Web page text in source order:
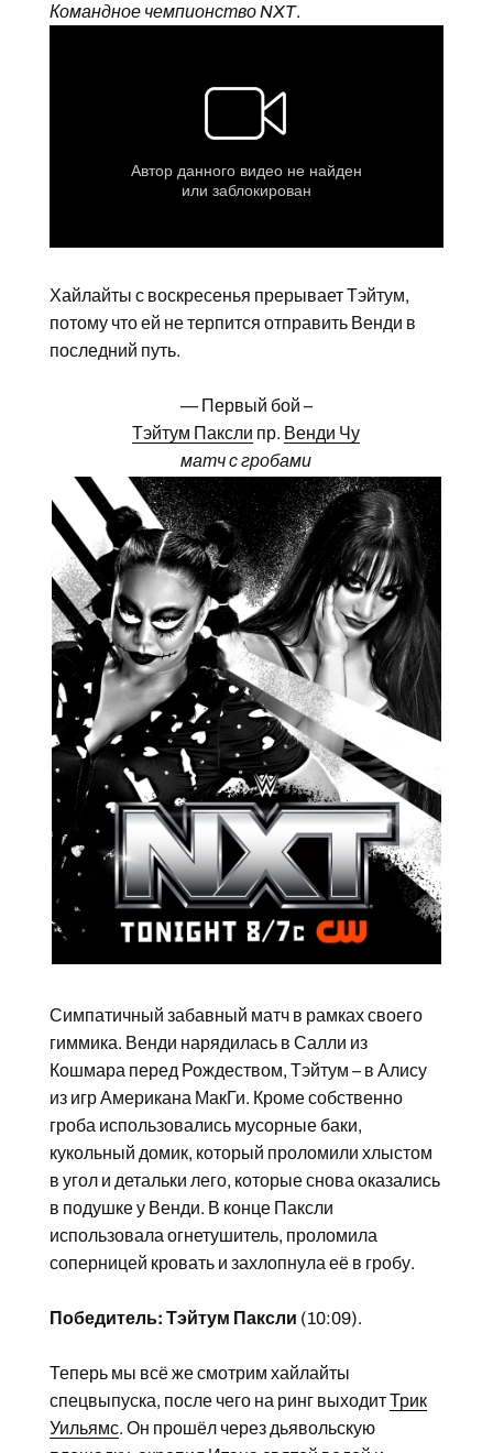
Командное чемпионство NXT.
Хайлайты с воскресенья прерывает Тэйтум,
потому что ей не терпится отправить Венди в
последний путь.
— Первый бой –
Тэйтум Паксли пр. Венди Чу
матч с гробами
Симпатичный забавный матч в рамках своего
гиммика. Венди нарядилась в Салли из
Кошмара перед Рождеством, Тэйтум – в Алису
из игр Американа МакГи. Кроме собственно
гроба использовались мусорные баки,
кукольный домик, который проломили хлыстом
в угол и детальки лего, которые снова оказались
в подушке у Венди. В конце Паксли
использовала огнетушитель, проломила
соперницей кровать и захлопнула её в гробу.
Победитель: Тэйтум Паксли (10:09).
Теперь мы всё же смотрим хайлайты
спецвыпуска, после чего на ринг выходитТрик
Уильямс. Он прошёл через дьявольскую